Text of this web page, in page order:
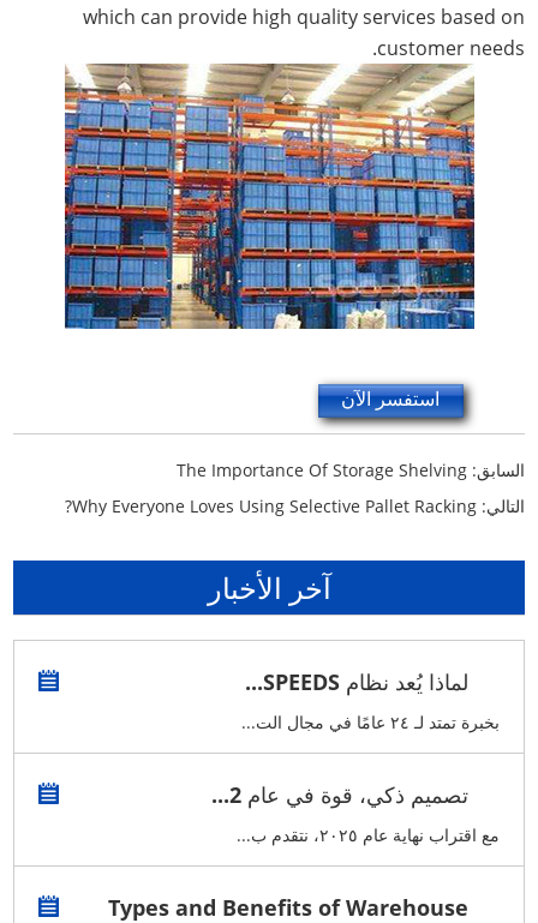
which can provide high quality services based on
customer needs.
استفسر الآن
السابق:The Importance Of Storage Shelving
التالي:Why Everyone Loves Using Selective Pallet Racking?
آخر الأخبار
لماذا يُعد نظام SPEEDS...
بخبرة تمتد لـ ٢٤ عامًا في مجال الت...
تصميم ذكي، قوة في عام 2...
مع اقتراب نهاية عام ٢٠٢٥، نتقدم ب...
Types and Benefits of Warehouse